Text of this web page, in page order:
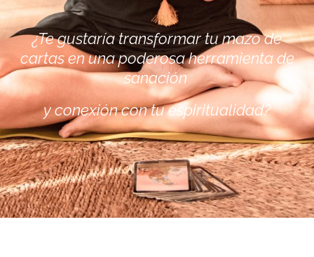
¿Te gustaría transformar tu mazo de
cartas en una poderosa herramienta de
sanación
y conexión con tu espiritualidad?